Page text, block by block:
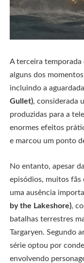
A terceira temporada
alguns dos
incluindo a aguardada
Gullet), considerada
produzidas para a
enormes efeitos
e marcou um ponto
No entanto, apesar
episódios, muitos fãs
uma ausência
by the Lakeshore),
batalhas terrestres
Targaryen. Segundo
série optou por
envolvendo